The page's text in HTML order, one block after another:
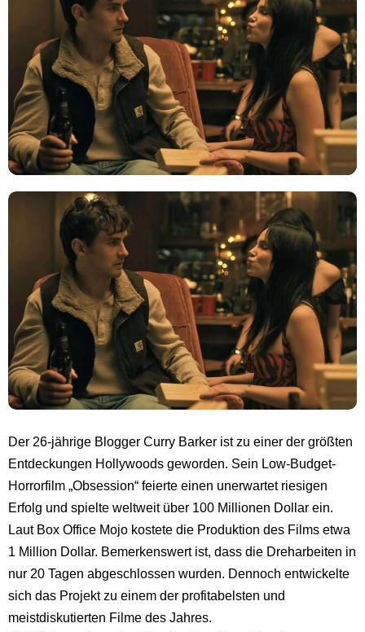
Der 26-jährige Blogger Curry Barker ist zu einer der größten
Entdeckungen Hollywoods geworden. Sein Low-Budget-
Horrorfilm „Obsession“ feierte einen unerwartet riesigen
Erfolg und spielte weltweit über 100 Millionen Dollar ein.
Laut Box Office Mojo kostete die Produktion des Films etwa
1 Million Dollar. Bemerkenswert ist, dass die Dreharbeiten in
nur 20 Tagen abgeschlossen wurden. Dennoch entwickelte
sich das Projekt zu einem der profitabelsten und
meistdiskutierten Filme des Jahres.